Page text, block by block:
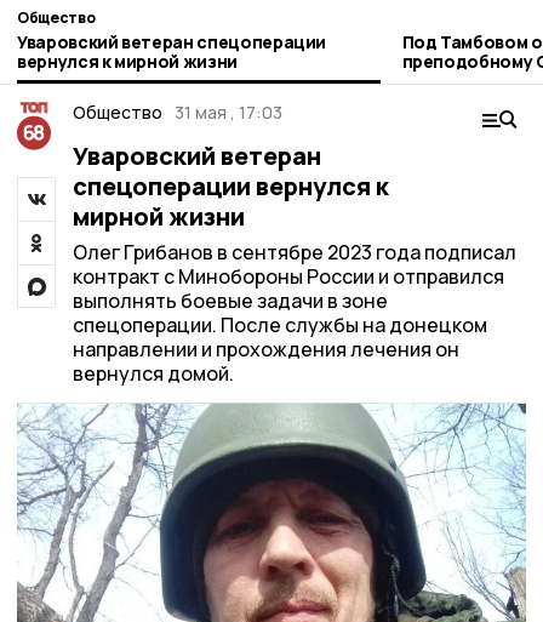
Общество
Уваровский ветеран спецоперации
вернулся к мирной жизни
Под Тамбовом
преподобному
Общество 31 мая , 17:03
Уваровский ветеран
спецоперации вернулся к
мирной жизни
Олег Грибанов в сентябре 2023 года подписал
контракт с Минобороны России и отправился
выполнять боевые задачи в зоне
спецоперации. После службы на донецком
направлении и прохождения лечения он
вернулся домой.